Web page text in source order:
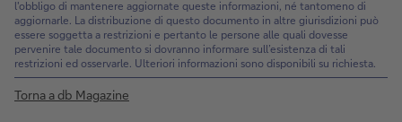
l'obbligo di mantenere aggiornate queste informazioni, né tantomeno di
aggiornarle. La distribuzione di questo documento in altre giurisdizioni può
essere soggetta a restrizioni e pertanto le persone alle quali dovesse
pervenire tale documento si dovranno informare sull’esistenza di tali
restrizioni ed osservarle. Ulteriori informazioni sono disponibili su richiesta.
Torna a db Magazine